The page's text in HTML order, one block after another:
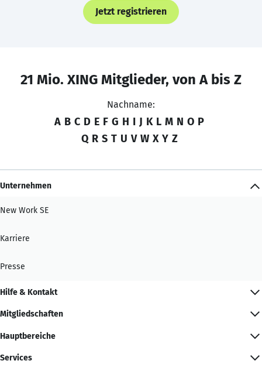
Jetzt registrieren
21 Mio. XING Mitglieder, von A bis Z
Nachname:
A B C D E F G H I J K L M N O P
Q R S T U V W X Y Z
Unternehmen
New Work SE
Karriere
Presse
Hilfe & Kontakt
Mitgliedschaften
Hauptbereiche
Services